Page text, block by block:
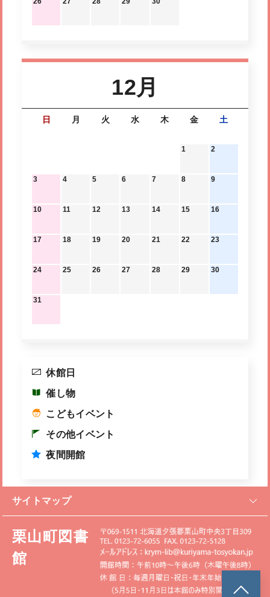
12月
日 月 火 水 木 金 土
1 2
3 4 5 6 7 8 9
10 11 12 13 14 15 16
17 18 19 20 21 22 23
24 25 26 27 28 29 30
31
休館日
催し物
こどもイベント
その他イベント
夜間開館
サイトマップ
栗山町図書
館